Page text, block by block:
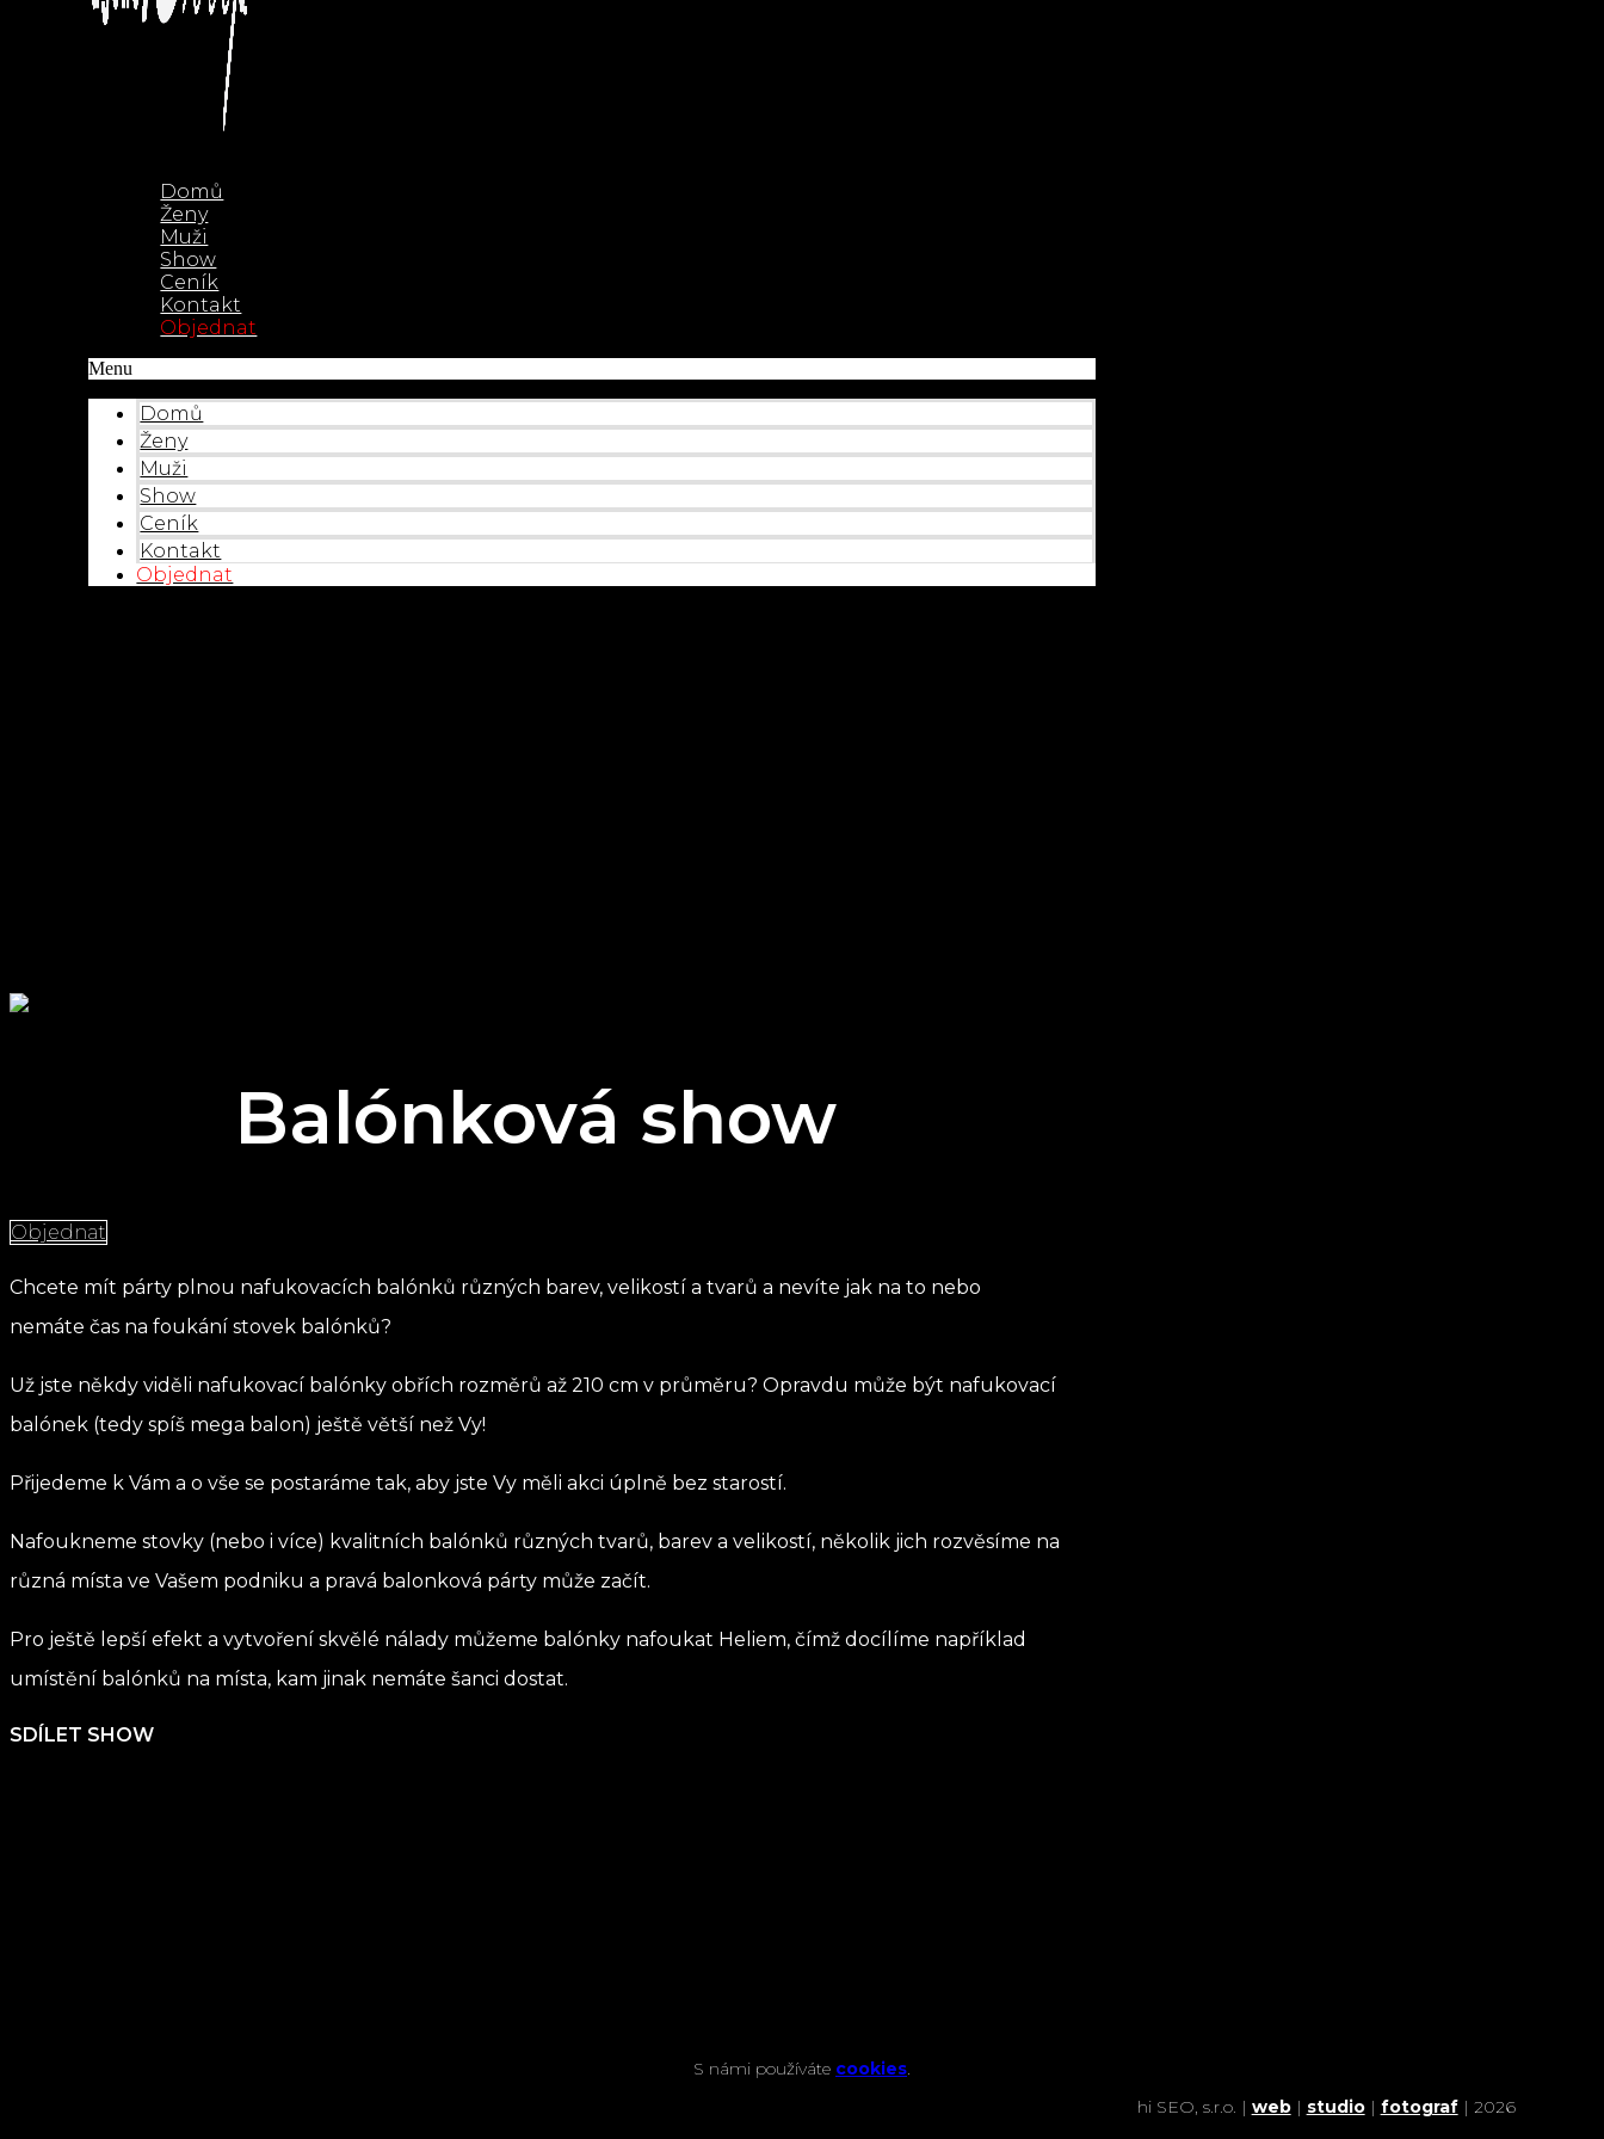
Domů
Ženy
Muži
Show
Ceník
Kontakt
Objednat
Menu
Domů
Ženy
Muži
Show
Ceník
Kontakt
Objednat
Balónková show
Objednat
Chcete mít párty plnou nafukovacích balónků různých barev, velikostí a tvarů a nevíte jak na to nebo
nemáte čas na foukání stovek balónků?
Už jste někdy viděli nafukovací balónky obřích rozměrů až 210 cm v průměru? Opravdu může být nafukovací
balónek (tedy spíš mega balon) ještě větší než Vy!
Přijedeme k Vám a o vše se postaráme tak, aby jste Vy měli akci úplně bez starostí.
Nafoukneme stovky (nebo i více) kvalitních balónků různých tvarů, barev a velikostí, několik jich rozvěsíme na
různá místa ve Vašem podniku a pravá balonková párty může začít.
Pro ještě lepší efekt a vytvoření skvělé nálady můžeme balónky nafoukat Heliem, čímž docílíme například
umístění balónků na místa, kam jinak nemáte šanci dostat.
SDÍLET SHOW
S námi používáte cookies.
hi SEO, s.r.o. | web| studio| fotograf| 2026